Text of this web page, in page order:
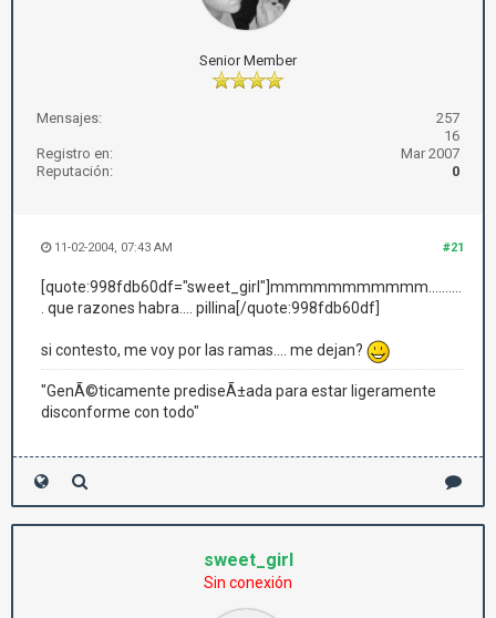
Senior Member
Mensajes:
257
16
Registro en:
Mar 2007
Reputación:
0
#21
11-02-2004, 07:43 AM
[quote:998fdb60df="sweet_girl"]mmmmmmmmmmm..........
. que razones habra.... pillina[/quote:998fdb60df]
si contesto, me voy por las ramas.... me dejan?
"GenÃ©ticamente prediseÃ±ada para estar ligeramente
disconforme con todo"
sweet_girl
Sin conexión